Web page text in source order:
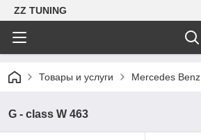
ZZ TUNING
Товары и услуги Mercedes Benz
G - class W 463